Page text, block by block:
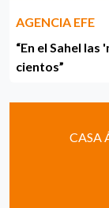
AGENCIA EFE
“En el Sahel
cientos”
CASA